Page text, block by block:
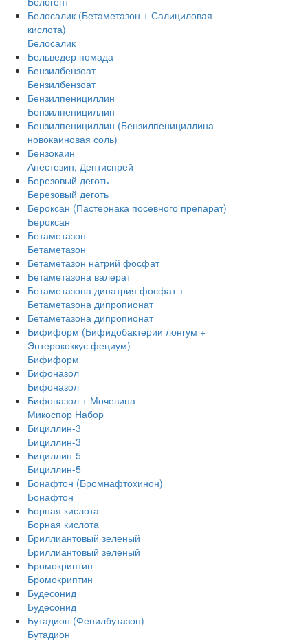
Белосалик (Бетаметазон + Салициловая
кислота)
Белосалик
Бельведер помада
Бензилбензоат
Бензилбензоат
Бензилпенициллин
Бензилпенициллин
Бензилпенициллин (Бензилпенициллина
новокаиновая соль)
Бензокаин
Анестезин, Дентиспрей
Березовый деготь
Березовый деготь
Бероксан (Пастернака посевного препарат)
Бероксан
Бетаметазон
Бетаметазон
Бетаметазон натрий фосфат
Бетаметазона валерат
Бетаметазона динатрия фосфат +
Бетаметазона дипропионат
Бетаметазона дипропионат
Бифиформ (Бифидобактерии лонгум +
Энтерококкус фециум)
Бифиформ
Бифоназол
Бифоназол
Бифоназол + Мочевина
Микоспор Набор
Бициллин-3
Бициллин-3
Бициллин-5
Бициллин-5
Бонафтон (Бромнафтохинон)
Бонафтон
Борная кислота
Борная кислота
Бриллиантовый зеленый
Бриллиантовый зеленый
Бромокриптин
Бромокриптин
Будесонид
Будесонид
Бутадион (Фенилбутазон)
Бутадион